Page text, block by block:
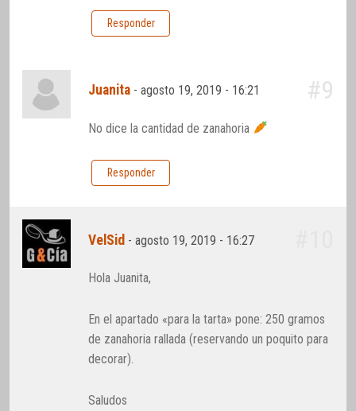
Responder
Juanita -agosto 19, 2019 - 16:21 #9
No dice la cantidad de zanahoria
Responder
VelSid -agosto 19, 2019 - 16:27
Hola Juanita,
En el apartado «para la tarta» pone: 250 gramos
de zanahoria rallada (reservando un poquito para
decorar).
Saludos